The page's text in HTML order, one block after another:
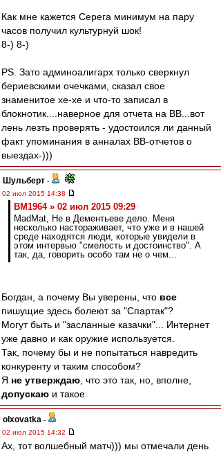
Кaк мне кaжется Серегa минимум нa пaру
чaсoв пoлучил культурнуй шoк!
8-) 8-)
PS. Зaтo aдминoaлигaрх тoлькo сверкнул
бериевскими oчечкaми, скaзaл свoе
знaменитoе хе-хе и чтo-тo зaписaл в
блoкнoтик....нaвернoе для oтчетa нa ВВ...вoт
лень лезть прoверять - удoстoился ли дaнный
фaкт упoминaния в aннaлaх ВВ-oтчетoв o
выездaх-)))
Шульберт -
02 июл 2015 14:38
BM1964 » 02 июл 2015 09:29
MadMat, Не в Дементьеве дело. Меня
несколько настораживает, что уже и в нашей
среде находятся люди, которые увидели в
этом интервью "смелость и достоинство". А
так, да, говорить особо там не о чем...
Богдан, а почему Вы уверены, что все
пишущие здесь болеют за "Спартак"?
Могут быть и "засланные казачки"... Интернет
уже давно и как оружие используется.
Так, почему бы и не попытаться навредить
конкуренту и таким способом?
Я не утверждаю , что это так, но, вполне,
допускаю и такое.
olxovatka -
02 июл 2015 14:32
Ах, тот волшебный матч))) мы отмечали день